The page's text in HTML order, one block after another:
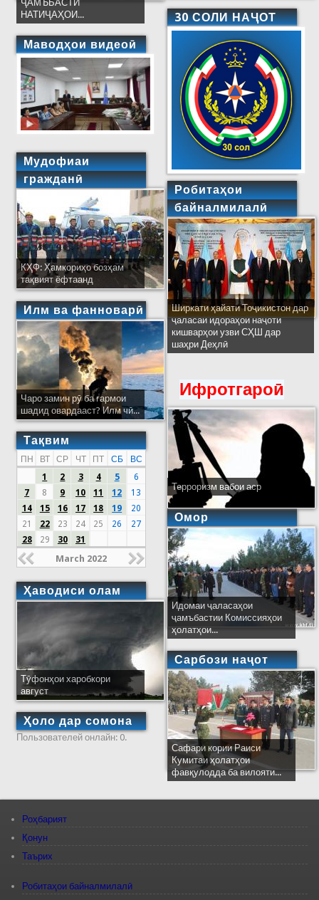
ҶАМЪБАСТИ
НАТИҶАҲОИ...
Маводҳои видеоӣ
Мудофиаи
гражданӣ
КҲФ: Ҳамкориҳо бозҳам
тақвият ёфтаанд
Илм ва фанноварӣ
Чаро замин рӯ ба гармои
шадид овардааст? Илм чӣ...
Тақвим
ПН ВТ СР ЧТ ПТ СБ
ВС
1
2 3 4 5
6
7
8 9 10 11 12
13
14
15 16 17 18 19
20
21
22 23 24 25 26
27
28
29 30 31
March 2022
Ҳаводиси олам
Тӯфонҳои харобкори
август
Ҳоло дар сомона
Пользователей онлайн: 0.
30 СОЛИ НАҶОТ
Робитаҳои
байналмилалӣ
Ширкати ҳайати Тоҷикистон дар
ҷаласаи идораҳои наҷоти
кишварҳои узви СҲШ дар
шаҳри Деҳлӣ
Ифротгароӣ
Терроризм вабои аср
Омор
Идомаи ҷаласаҳои
ҷамъбастии Комиссияҳои
ҳолатҳои...
Сарбози наҷот
Сафари кории Раиси
Кумитаи ҳолатҳои
фавқулодда ба вилояти...
Роҳбарият
Қонун
Таърих
Робитаҳои байналмилалӣ